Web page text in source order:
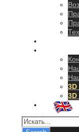
3D
3D